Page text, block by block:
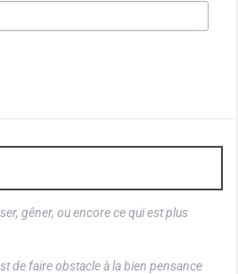
gêner, ou encore ce qui est plus
de faire obstacle à la bien pensance